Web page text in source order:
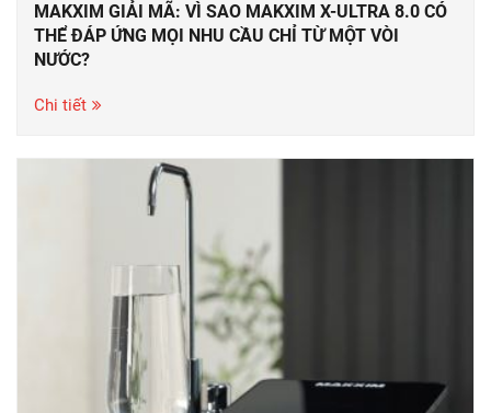
MAKXIM GIẢI MÃ: VÌ SAO MAKXIM X-ULTRA 8.0 CÓ
THỂ ĐÁP ỨNG MỌI NHU CẦU CHỈ TỪ MỘT VÒI
NƯỚC?
Chi tiết